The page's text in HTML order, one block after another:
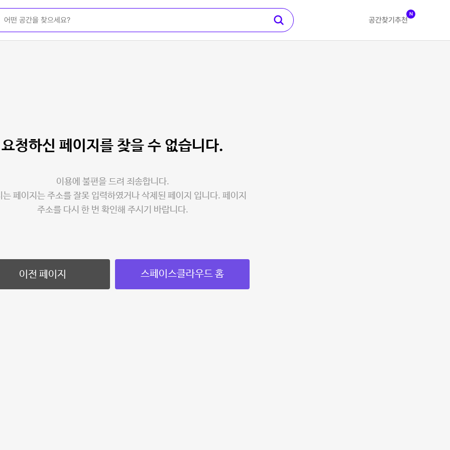
공간찾기 추천
N
요청하신 페이지를 찾을 수 없습니다.
이용에 불편을 드려 죄송합니다.
는 페이지는 주소를 잘못 입력하였거나 삭제된 페이지 입니다. 페이지
주소를 다시 한 번 확인해 주시기 바랍니다.
이전 페이지 스페이스클라우드 홈